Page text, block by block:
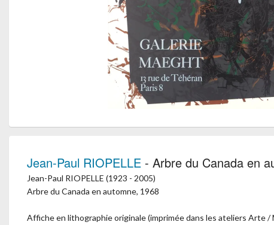
Jean-Paul RIOPELLE - Arbre du Canada en
Jean-Paul RIOPELLE (1923 - 2005)
Arbre du Canada en automne, 1968
Affiche en lithographie originale (imprimée dans les ateliers Arte /